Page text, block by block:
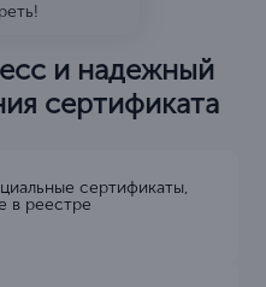
и надежный
сертификата
сертификаты,
в реестре